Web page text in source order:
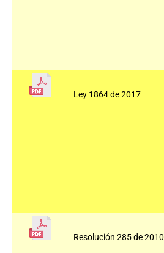
Ley 1864 de 2017
Resolución 285 de 2010